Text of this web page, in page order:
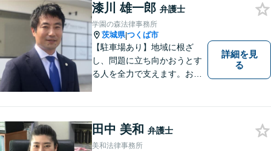
事案かどうかも含め、私が親
切・丁寧にご対応致します。
ぜひご相談ください。
漆川 雄一郎 弁護士
学園の森法律事務所
茨城県|つくば市
【駐車場あり】地域に根ざ
し、問題に立ち向かおうとす
る人を全力で支えます。お困
詳細を見
る
田中 美和 弁護士
美和法律事務所